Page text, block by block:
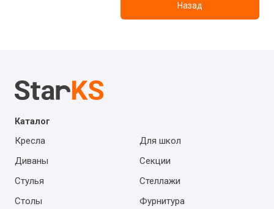
Назад
Каталог
Кресла
Диваны
Стулья
Столы
Для школ
Секции
Стеллажи
Фурнитура